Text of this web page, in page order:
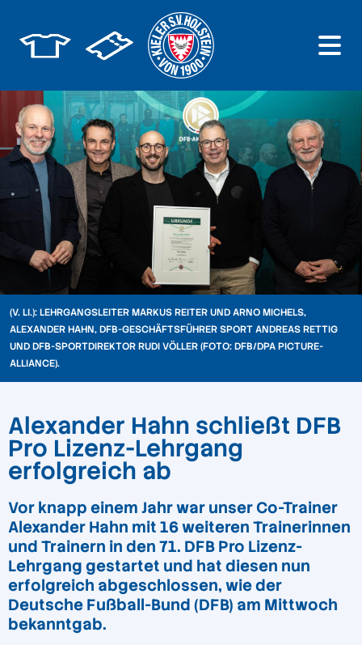
(V. LI.): LEHRGANGSLEITER MARKUS REITER UND ARNO MICHELS,
ALEXANDER HAHN, DFB-GESCHÄFTSFÜHRER SPORT ANDREAS RETTIG
UND DFB-SPORTDIREKTOR RUDI VÖLLER (FOTO: DFB/DPA PICTURE-
ALLIANCE).
Alexander Hahn schließt DFB
Pro Lizenz-Lehrgang
erfolgreich ab
Vor knapp einem Jahr war unser Co-Trainer
Alexander Hahn mit 16 weiteren Trainerinnen
und Trainern in den 71. DFB Pro Lizenz-
Lehrgang gestartet und hat diesen nun
erfolgreich abgeschlossen, wie der
Deutsche Fußball-Bund (DFB) am Mittwoch
bekanntgab.